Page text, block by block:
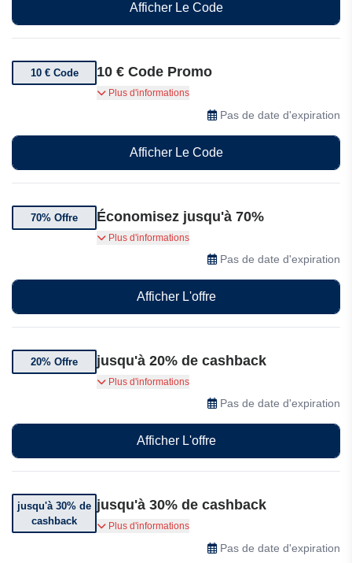
Afficher Le Code
10 € Code 10 € Code Promo
10 € de réduction au lieu de 59 € avec le code
Plus d'informations
Pas de date d'expiration
Afficher Le Code
70% Offre Économisez jusqu'à 70%
Obtenez jusqu'à 70% de réduction sur Rakuten
Plus d'informations
Pas de date d'expiration
Afficher L'offre
20% Offre jusqu'à 20% de cashback
Gagnez jusqu'à 20% de cashback sur vos
achats effectués sur plus de 2000 sites
participants. Et recevez un bonus de €5 sur
votre première commande en rejoignant le
programme.
Plus d'informations
Pas de date d'expiration
Afficher L'offre
jusqu'à 30% de
cashback
jusqu'à 30% de cashback
Bénéficiez jusqu'à 30% de cashback sur les
Plus d'informations
Pas de date d'expiration